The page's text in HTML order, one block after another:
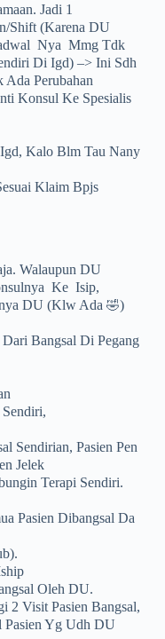
Jadi 1
shift (karena DU
Nya Mmg Tdk
Di Igd) –> Ini Sdh
Ada Perubahan
Konsul Ke Spesialis
Kalo Blm Tau Nany
Klaim Bpjs
Walaupun DU
Ke Isip,
DU (klw Ada 🤣)
Bangsal Di Pegang
Sendirian, Pasien Pen
Jelek
Terapi Sendiri.
Pasien Dibangsal Da
Oleh DU.
2 Visit Pasien Bangsal,
Yg Udh DU